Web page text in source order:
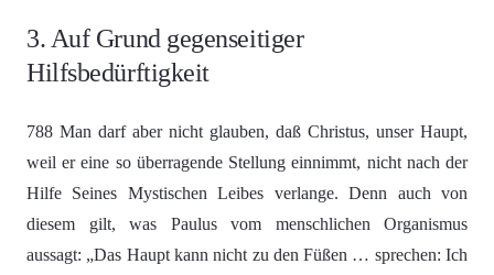
3. Auf Grund gegenseitiger
Hilfsbedürftigkeit
788 Man darf aber nicht glauben, daß Christus, unser Haupt,
weil er eine so überragende Stellung einnimmt, nicht nach der
Hilfe Seines Mystischen Leibes verlange. Denn auch von
diesem gilt, was Paulus vom menschlichen Organismus
aussagt: „Das Haupt kann nicht zu den Füßen … sprechen: Ich